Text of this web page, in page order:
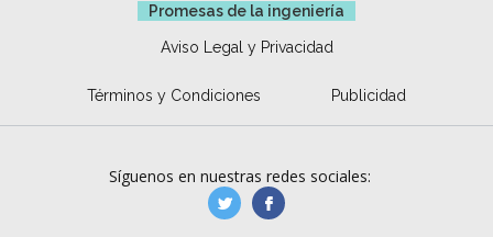
Promesas de la ingeniería
Aviso Legal y Privacidad
Términos y Condiciones Publicidad
Síguenos en nuestras redes sociales:
manufacturaGE